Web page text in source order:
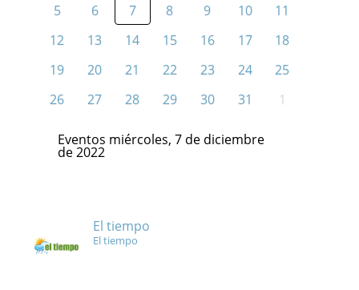
5
6 7 8 9 10
11
12
13 14 15 16 17
18
19
20 21 22 23 24
25
26
27 28 29 30 31 1
Eventos miércoles, 7 de diciembre
de 2022
El tiempo
El tiempo